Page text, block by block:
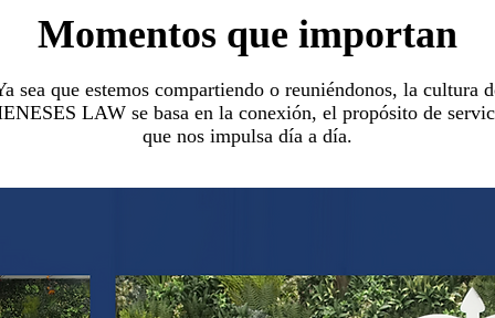
Momentos que importan
sea que estemos compartiendo o reuniéndonos, la cultura
LAW se basa en la conexión, el propósito de
que nos impulsa día a día.